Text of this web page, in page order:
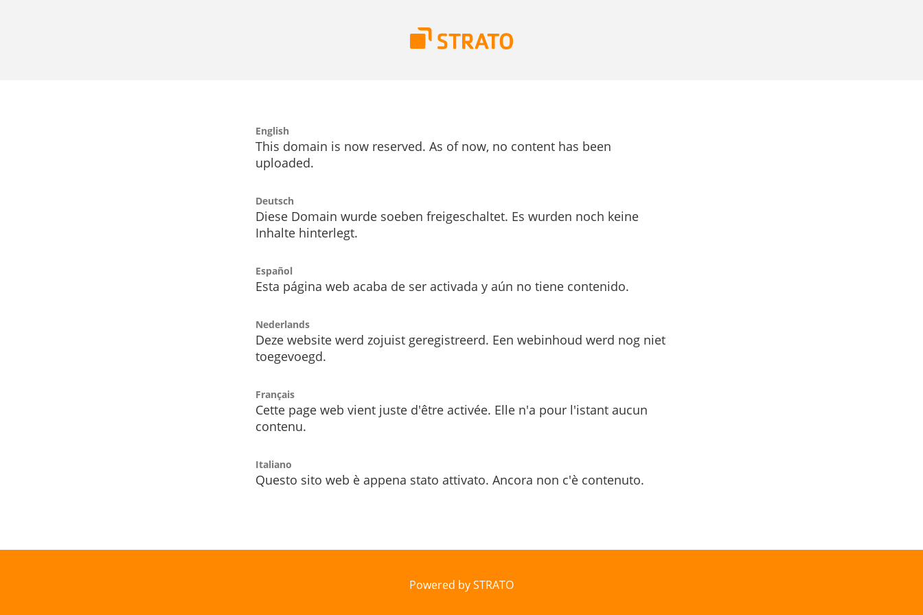
English
This domain is now reserved. As of now, no content has been
uploaded.
Deutsch
Diese Domain wurde soeben freigeschaltet. Es wurden noch keine
Inhalte hinterlegt.
Español
Esta página web acaba de ser activada y aún no tiene contenido.
Nederlands
Deze website werd zojuist geregistreerd. Een webinhoud werd nog niet
toegevoegd.
Français
Cette page web vient juste d'être activée. Elle n'a pour l'istant aucun
contenu.
Italiano
Questo sito web è appena stato attivato. Ancora non c'è contenuto.
Powered by STRATO